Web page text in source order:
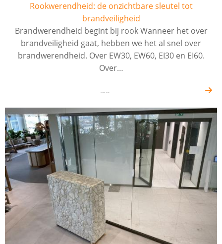
Rookwerendheid: de onzichtbare sleutel tot
brandveiligheid
Brandwerendheid begint bij rook Wanneer het over
brandveiligheid gaat, hebben we het al snel over
brandwerendheid. Over EW30, EW60, EI30 en EI60.
Over…
04-06-2026